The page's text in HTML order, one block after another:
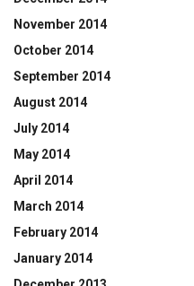
November 2014
October 2014
September 2014
August 2014
July 2014
May 2014
April 2014
March 2014
February 2014
January 2014